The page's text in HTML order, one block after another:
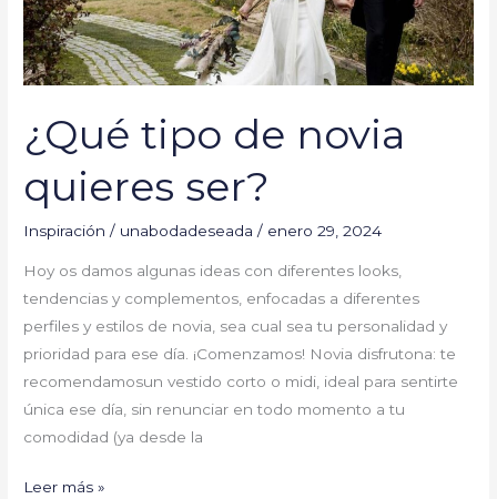
¿Qué tipo de novia
quieres ser?
Inspiración / unabodadeseada/ enero 29, 2024
Hoy os damos algunas ideas con diferentes looks,
tendencias y complementos, enfocadas a diferentes
perfiles y estilos de novia, sea cual sea tu personalidad y
prioridad para ese día. ¡Comenzamos! Novia disfrutona: te
recomendamosun vestido corto o midi, ideal para sentirte
única ese día, sin renunciar en todo momento a tu
comodidad (ya desde la
Leer más »